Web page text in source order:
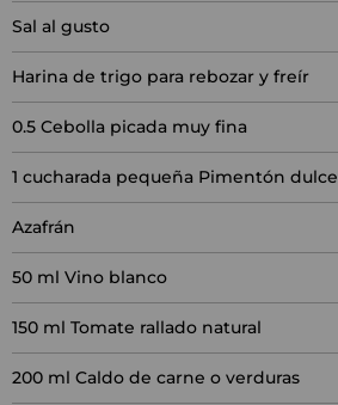
Sal al gusto
Harina de trigo para rebozar y freír
0.5 Cebolla picada muy fina
1 cucharada pequeña Pimentón dulce
Azafrán
50 ml Vino blanco
150 ml Tomate rallado natural
200 ml Caldo de carne o verduras